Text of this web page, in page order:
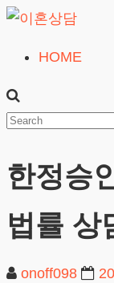
Skip
content
혼
상
24시간365일
HOME
한정승
법률 상
onoff098